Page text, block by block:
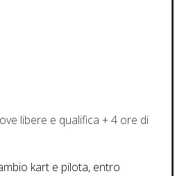
libere e qualifica + 4 ore di
kart e pilota, entro